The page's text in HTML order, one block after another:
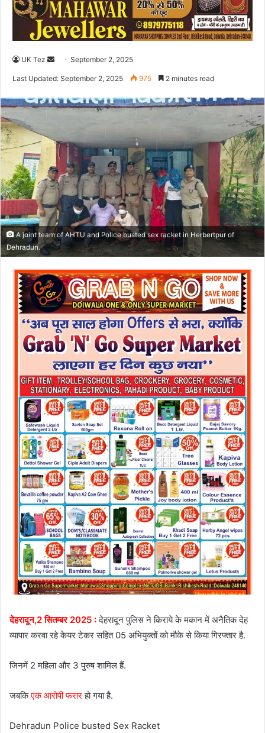
UK Tez
e
d
e
m
a
i
l
September 2, 2025
Last Updated: September 2, 2025 975 2 minutes read
A joint team of AHTU and Police busted sex racket in Herbertpur of
Dehradun.
देहरादून,2 सितम्बर 2025 : देहरादून पुलिस ने किराये के मकान में अनैतिक देह
व्यापार करवा रहे केयर टेकर सहित 05 अभियुक्तों को मौके से किया गिरफ्तार है.
जिनमें 2 महिला और 3 पुरुष शामिल हैं.
जबकिएक आरोपी फरारहो गया है.
Dehradun Police busted Sex Racket